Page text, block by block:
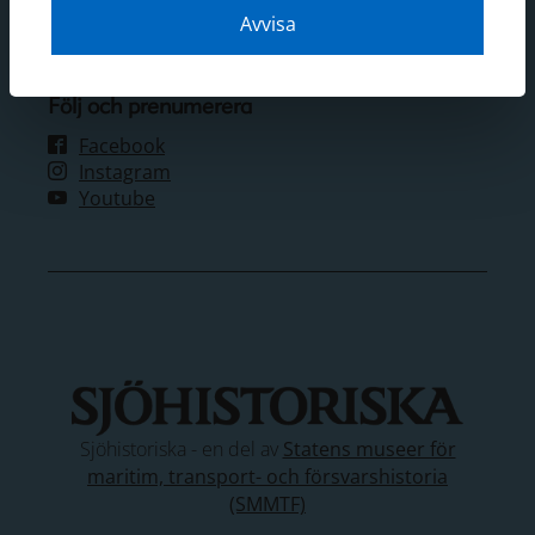
Avvisa
Följ och prenumerera
Facebook
Instagram
Youtube
Sjöhistoriska - en del av Statens museer för
maritim, transport- och försvarshistoria
(SMMTF)